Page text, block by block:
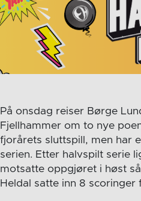
På onsdag reiser Børge
Fjellhammer om to nye
fjorårets sluttspill, men har
serien. Etter halvspilt serie
motsatte oppgjøret i høst
Heldal satte inn 8